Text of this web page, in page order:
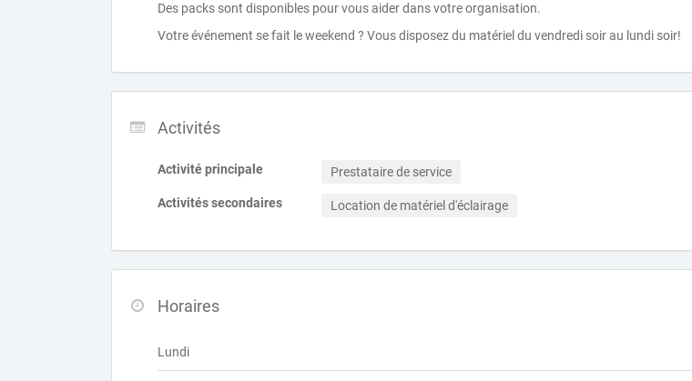
Des packs sont disponibles pour vous aider dans votre organisation.
Votre événement se fait le weekend ? Vous disposez du matériel du vendredi soir au lundi soir!
Activités
Activité principale Prestataire de service
Activités secondaires Location de matériel d'éclairage
Horaires
Lundi